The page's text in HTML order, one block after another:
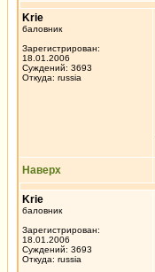
Krie
баловник
Зарегистрирован:
18.01.2006
Суждений: 3693
Откуда: russia
Наверх
Krie
баловник
Зарегистрирован:
18.01.2006
Суждений: 3693
Откуда: russia